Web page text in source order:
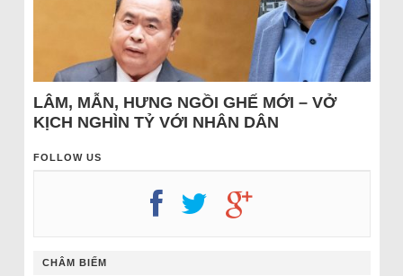
LÂM, MẪN, HƯNG NGỒI GHẾ MỚI – VỞ
KỊCH NGHÌN TỶ VỚI NHÂN DÂN
FOLLOW US
CHÂM BIẾM